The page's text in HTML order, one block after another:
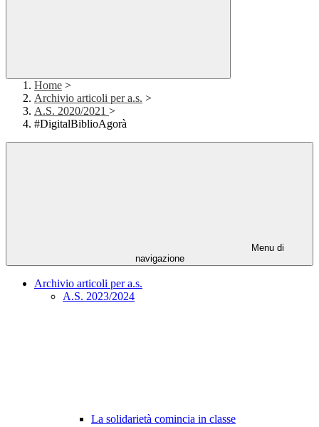
Home >
Archivio articoli per a.s. >
A.S. 2020/2021 >
#DigitalBiblioAgorà
Menu di
navigazione
Archivio articoli per a.s.
A.S. 2023/2024
La solidarietà comincia in classe